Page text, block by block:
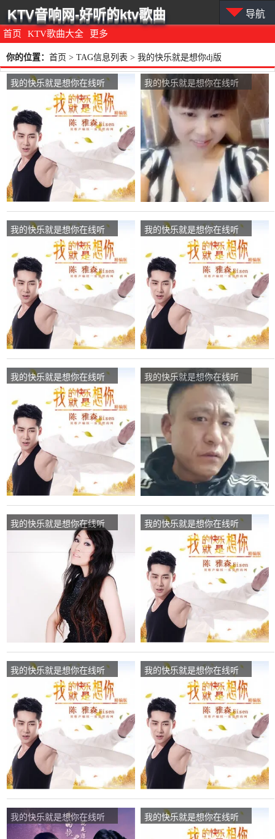
首页 KTV歌曲大全 更多
KTV音响网-好听的ktv歌曲 导航
你的位置： 首页 > TAG信息列表 > 我的快乐就是想你dj版
我的快乐就是想你在线听
(原唱是陈雅森)，忆江南演
唱点播:100次
我的快乐就是想你在线听
(原唱是陈雅森)，娟子演唱
点播:131次
我的快乐就是想你在线听
(原唱是陈雅森)，爱心演唱
点播:26次
我的快乐就是想你在线听
(原唱是陈雅森)，铃铛演唱
点播:94次
我的快乐就是想你在线听
(原唱是陈雅森)，靓女孩演
唱点播:23次
我的快乐就是想你在线听
(原唱是陈雅森)，难得糊涂
演唱点播:16次
我的快乐就是想你在线听
(原唱是红蔷薇)，随遇而安
演唱点播:223次
我的快乐就是想你在线听
(原唱是陈雅森)，今生缘演
唱点播:27次
我的快乐就是想你在线听
(原唱是陈雅森)，梅若含香
《拒私信》演唱点播:44次
我的快乐就是想你在线听
(原唱是陈雅森)，梅若含香
《拒私信》演唱点播:170次
我的快乐就是想你在线听
(原唱是陈雅森)，梅若含香
我的快乐就是想你在线听
(原唱是陈雅森)，梅若含香